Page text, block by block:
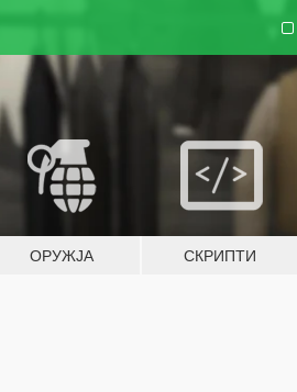
ОРУЖЈА СКРИПТИ